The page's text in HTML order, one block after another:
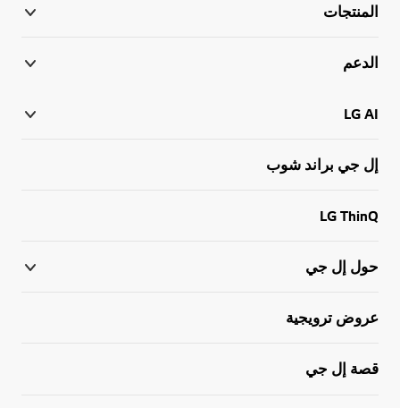
المنتجات
الدعم
LG AI
إل جي براند شوب
LG ThinQ
حول إل جي
عروض ترويجية
قصة إل جي